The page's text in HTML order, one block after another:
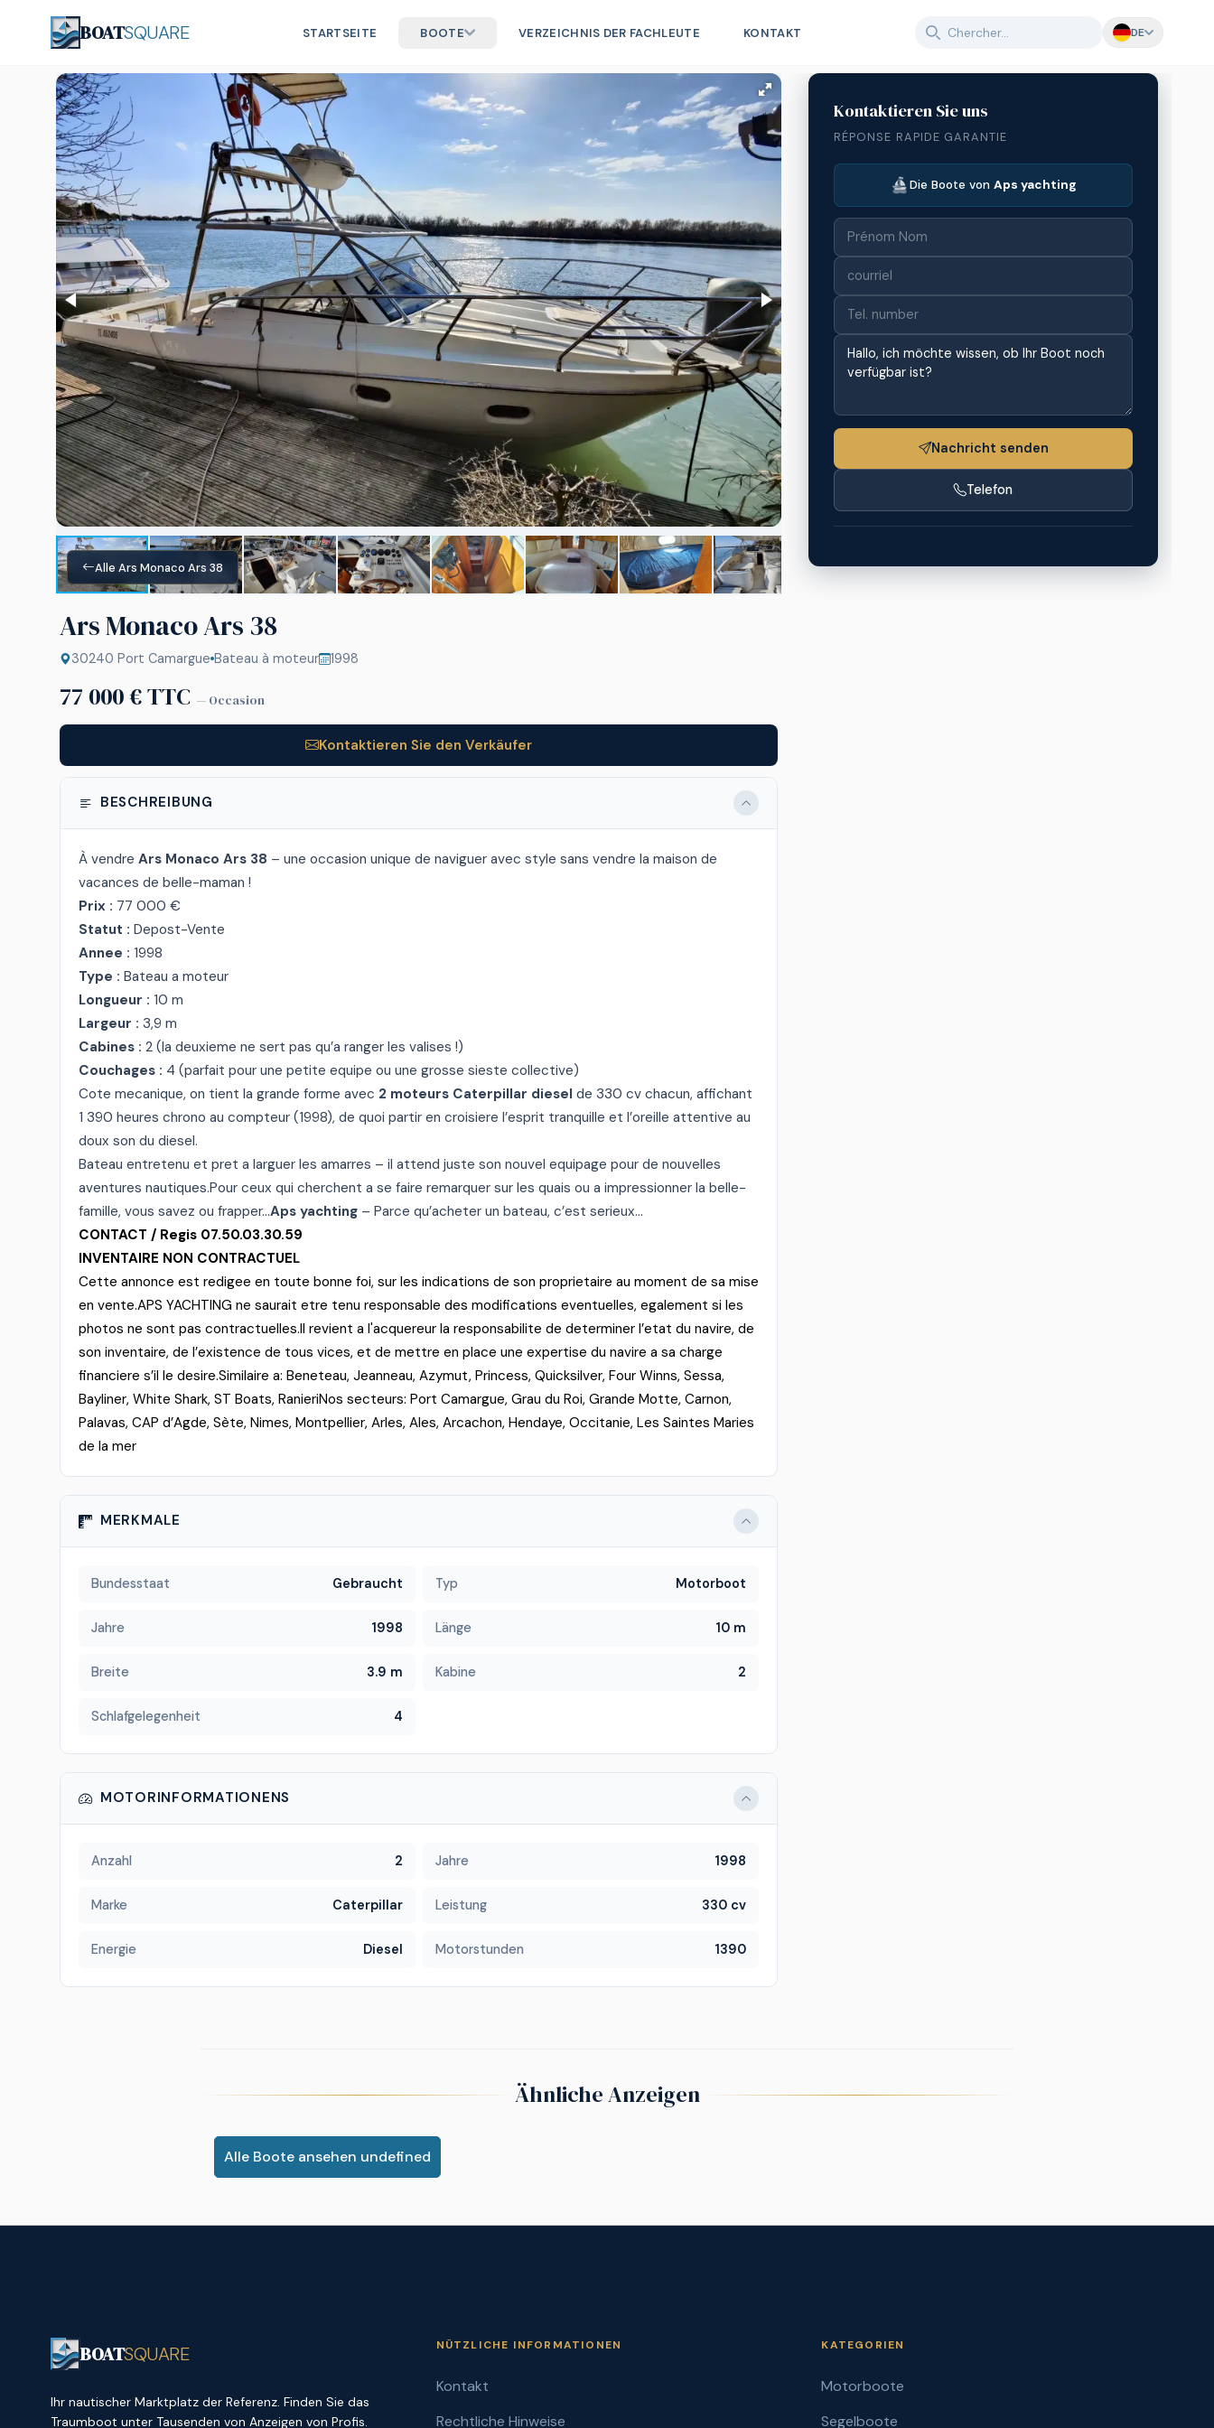
BOATSQUARE STARTSEITE BOOTE VERZEICHNIS DER FACHLEUTE KONTAKT DE
Alle Ars Monaco Ars 38
Ars Monaco Ars 38
30240 Port Camargue Bateau à moteur 1998
77 000 € TTC — Occasion
Kontaktieren Sie den Verkäufer
BESCHREIBUNG
À vendre Ars Monaco Ars 38 – une occasion unique de naviguer avec style sans vendre la maison de
vacances de belle-maman !
Prix : 77 000 €
Statut : Depost-Vente
Annee : 1998
Type : Bateau a moteur
Longueur : 10 m
Largeur : 3,9 m
Cabines : 2 (la deuxieme ne sert pas qu’a ranger les valises !)
Couchages : 4 (parfait pour une petite equipe ou une grosse sieste collective)
Cote mecanique, on tient la grande forme avec 2 moteurs Caterpillar diesel de 330 cv chacun, affichant
1 390 heures chrono au compteur (1998), de quoi partir en croisiere l’esprit tranquille et l’oreille attentive au
doux son du diesel.
Bateau entretenu et pret a larguer les amarres – il attend juste son nouvel equipage pour de nouvelles
aventures nautiques.Pour ceux qui cherchent a se faire remarquer sur les quais ou a impressionner la belle-
famille, vous savez ou frapper…Aps yachting – Parce qu’acheter un bateau, c’est serieux…
CONTACT / Regis 07.50.03.30.59
INVENTAIRE NON CONTRACTUEL
Cette annonce est redigee en toute bonne foi, sur les indications de son proprietaire au moment de sa mise
en vente.APS YACHTING ne saurait etre tenu responsable des modifications eventuelles, egalement si les
photos ne sont pas contractuelles.Il revient a l'acquereur la responsabilite de determiner l’etat du navire, de
son inventaire, de l’existence de tous vices, et de mettre en place une expertise du navire a sa charge
financiere s’il le desire.Similaire a: Beneteau, Jeanneau, Azymut, Princess, Quicksilver, Four Winns, Sessa,
Bayliner, White Shark, ST Boats, RanieriNos secteurs: Port Camargue, Grau du Roi, Grande Motte, Carnon,
Palavas, CAP d’Agde, Sète, Nimes, Montpellier, Arles, Ales, Arcachon, Hendaye, Occitanie, Les Saintes Maries
de la mer
MERKMALE
Bundesstaat Gebraucht Typ Motorboot
Jahre 1998 Länge 10 m
Breite 3.9 m Kabine 2
Schlafgelegenheit 4
MOTORINFORMATIONENS
Anzahl 2 Jahre 1998
Marke Caterpillar Leistung 330 cv
Energie Diesel Motorstunden 1390
Kontaktieren Sie uns
RÉPONSE RAPIDE GARANTIE
Die Boote vonAps yachting
Nachricht senden
Telefon
Ähnliche Anzeigen
Alle Boote ansehen undefined
BOATSQUARE
Ihr nautischer Marktplatz der Referenz. Finden Sie das
Traumboot unter Tausenden von Anzeigen von Profis.
NÜTZLICHE INFORMATIONEN
Kontakt
Rechtliche Hinweise
KATEGORIEN
Motorboote
Segelboote